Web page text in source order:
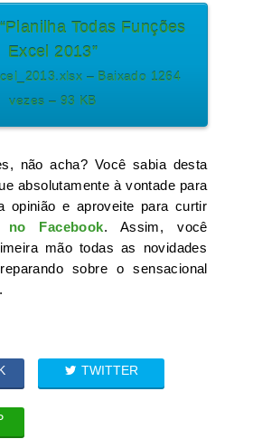
Todas Funções
Excel 2013”
– Baixado 1264
vezes – 93 KB
não acha? Você sabia desta
absolutamente à vontade para
opinião e aproveite para curtir
no Facebook. Assim, você
mão todas as novidades
sobre o sensacional
TWITTER